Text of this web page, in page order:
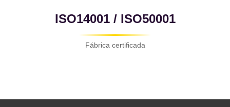
ISO14001 / ISO50001
Fábrica certificada